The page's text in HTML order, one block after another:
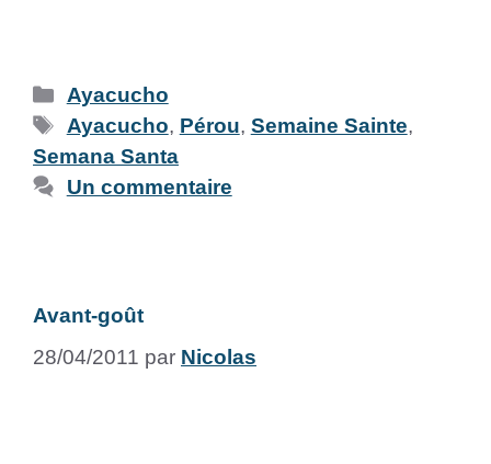
Ayacucho
Ayacucho, Pérou, Semaine Sainte,
Semana Santa
Un commentaire
Avant-goût
28/04/2011 par Nicolas